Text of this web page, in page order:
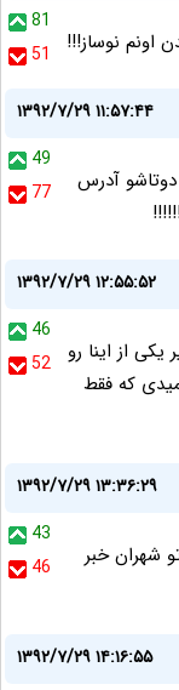
81
51
۱۳۹۲/۷/۲۹ ۱۱:۵۷:۴۴
49
77
آدرس
۱۳۹۲/۷/۲۹ ۱۲:۵۵:۵۲
46
52
ما بگیر یکی از اینا رو
که فقط
۱۳۹۲/۷/۲۹ ۱۳:۳۶:۲۹
43
46
شهران 2/5 هستش شما کمتر از 4 تو شهران خبر
۱۳۹۲/۷/۲۹ ۱۴:۱۶:۵۵